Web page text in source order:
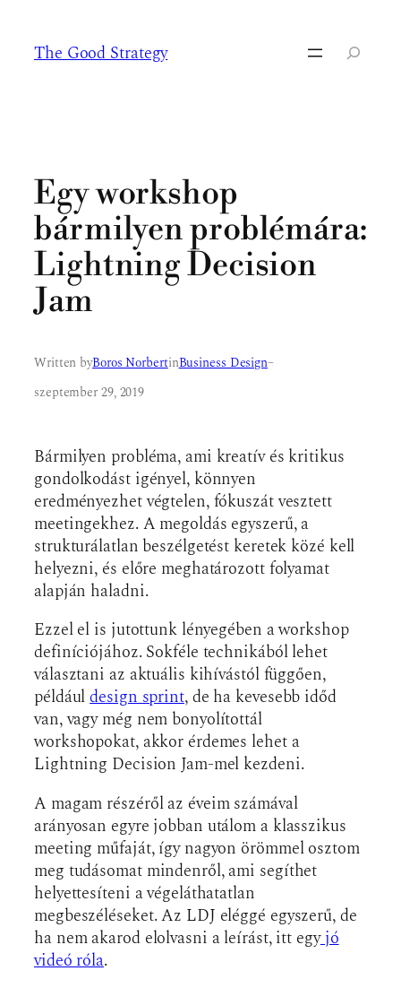
tartalomhoz
The Good Strategy Keresés
Egy workshop
bármilyen problémára:
Lightning Decision
Jam
Written byBoros NorbertinBusiness Design–
szeptember 29, 2019
Bármilyen probléma, ami kreatív és kritikus
gondolkodást igényel, könnyen
eredményezhet végtelen, fókuszát vesztett
meetingekhez. A megoldás egyszerű, a
strukturálatlan beszélgetést keretek közé kell
helyezni, és előre meghatározott folyamat
alapján haladni.
Ezzel el is jutottunk lényegében a workshop
definíciójához. Sokféle technikából lehet
választani az aktuális kihívástól függően,
példáuldesign sprint, de ha kevesebb időd
van, vagy még nem bonyolítottál
workshopokat, akkor érdemes lehet a
Lightning Decision Jam-mel kezdeni.
A magam részéről az éveim számával
arányosan egyre jobban utálom a klasszikus
meeting műfaját, így nagyon örömmel osztom
meg tudásomat mindenről, ami segíthet
helyettesíteni a végeláthatatlan
megbeszéléseket. Az LDJ eléggé egyszerű, de
ha nem akarod elolvasni a leírást, itt egyjó
videó róla.